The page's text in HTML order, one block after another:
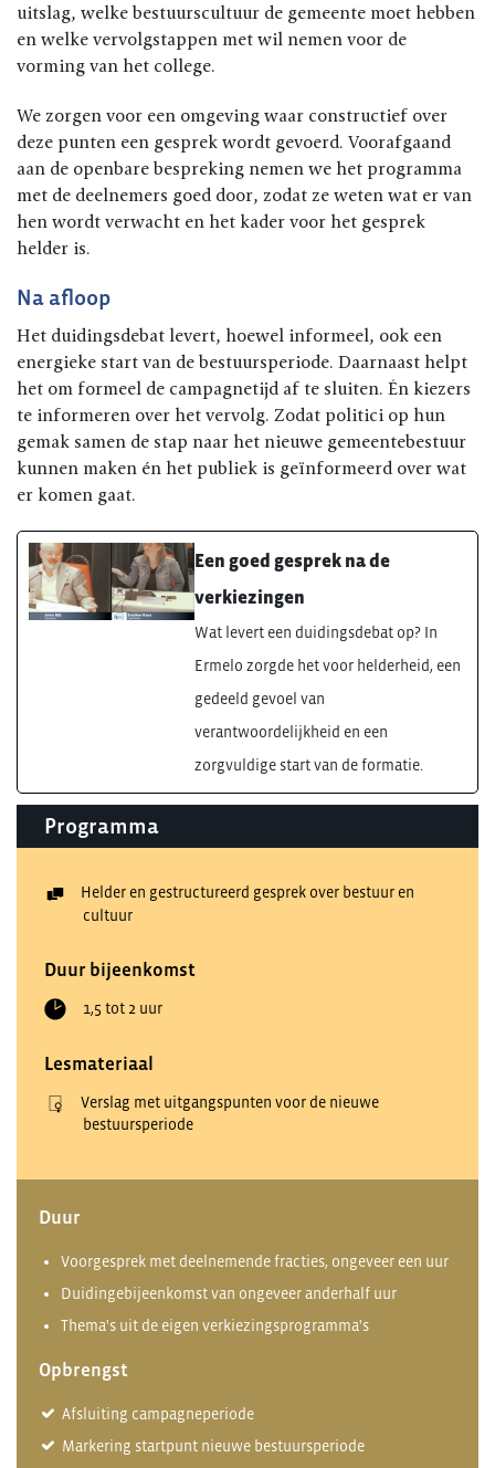
uitslag, welke bestuurscultuur de gemeente moet hebben
en welke vervolgstappen met wil nemen voor de
vorming van het college.
We zorgen voor een omgeving waar constructief over
deze punten een gesprek wordt gevoerd. Voorafgaand
aan de openbare bespreking nemen we het programma
met de deelnemers goed door, zodat ze weten wat er van
hen wordt verwacht en het kader voor het gesprek
helder is.
Na afloop
Het duidingsdebat levert, hoewel informeel, ook een
energieke start van de bestuursperiode. Daarnaast helpt
het om formeel de campagnetijd af te sluiten. Én kiezers
te informeren over het vervolg. Zodat politici op hun
gemak samen de stap naar het nieuwe gemeentebestuur
kunnen maken én het publiek is geïnformeerd over wat
er komen gaat.
Een goed gesprek na de
verkiezingen
Wat levert een duidingsdebat op? In
Ermelo zorgde het voor helderheid, een
gedeeld gevoel van
verantwoordelijkheid en een
zorgvuldige start van de formatie.
Programma
Helder en gestructureerd gesprek over bestuur en
cultuur
Duur bijeenkomst
1,5 tot 2 uur
Lesmateriaal
Verslag met uitgangspunten voor de nieuwe
bestuursperiode
Duur
Voorgesprek met deelnemende fracties, ongeveer een uur
Duidingebijeenkomst van ongeveer anderhalf uur
Thema's uit de eigen verkiezingsprogramma's
Opbrengst
Afsluiting campagneperiode
Markering startpunt nieuwe bestuursperiode